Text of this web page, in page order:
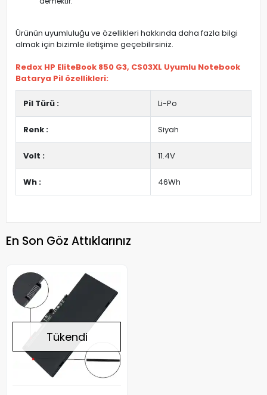
Ürünün uyumluluğu ve özellikleri hakkında daha fazla bilgi
almak için bizimle iletişime geçebilirsiniz.
Redox HP EliteBook 850 G3, CS03XL Uyumlu Notebook
Batarya Pil özellikleri:
Pil Türü : Li-Po
Renk : Siyah
Volt : 11.4V
Wh : 46Wh
En Son Göz Attıklarınız
Tükendi